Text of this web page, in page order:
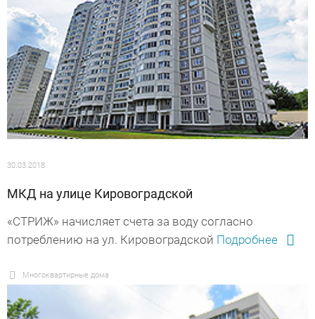
30.03.2018
МКД на улице Кировоградской
«СТРИЖ» начисляет счета за воду согласно
потреблению на ул. Кировоградской Подробнее
Многоквартирные дома